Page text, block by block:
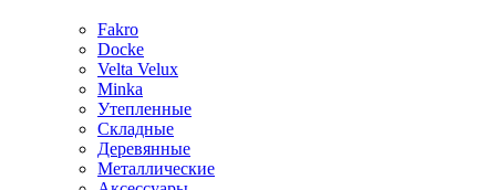
Fakro
Docke
Velta Velux
Minka
Утепленные
Складные
Деревянные
Металлические